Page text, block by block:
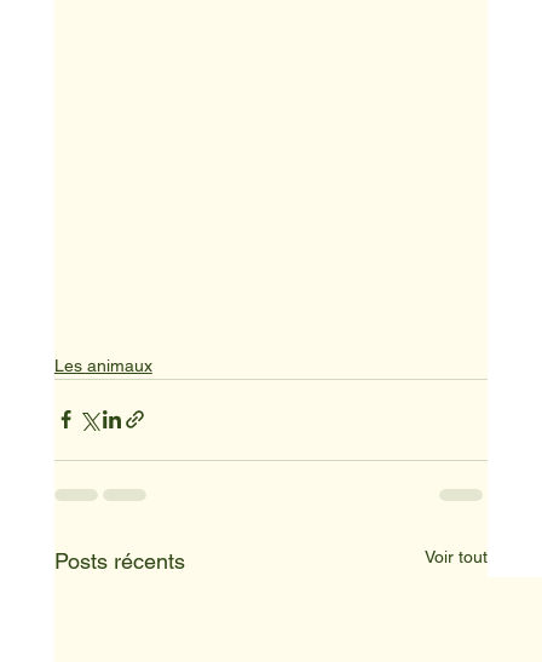
Les animaux
Posts récents Voir tout